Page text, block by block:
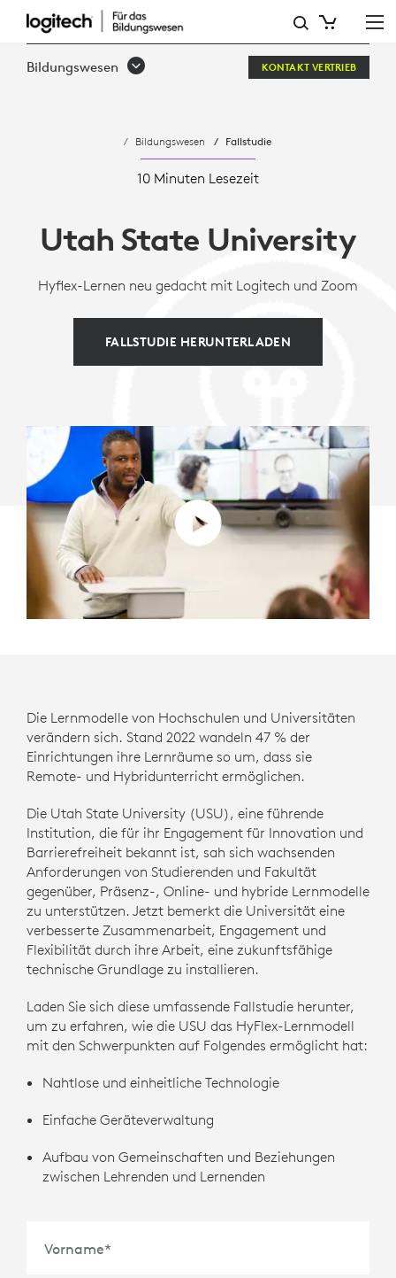
UTAH
STATE
Bildungswesen KONTAKT VERTRIEB
Bildungswesen Fallstudie
10 Minuten Lesezeit
Utah State University
Hyflex-Lernen neu gedacht mit Logitech und Zoom
FALLSTUDIE HERUNTERLADEN
Die Lernmodelle von Hochschulen und Universitäten
verändern sich. Stand 2022 wandeln 47 % der
Einrichtungen ihre Lernräume so um, dass sie
Remote- und Hybridunterricht ermöglichen.
Die Utah State University (USU), eine führende
Institution, die für ihr Engagement für Innovation und
Barrierefreiheit bekannt ist, sah sich wachsenden
Anforderungen von Studierenden und Fakultät
gegenüber, Präsenz-, Online- und hybride Lernmodelle
zu unterstützen. Jetzt bemerkt die Universität eine
verbesserte Zusammenarbeit, Engagement und
Flexibilität durch ihre Arbeit, eine zukunftsfähige
technische Grundlage zu installieren.
Laden Sie sich diese umfassende Fallstudie herunter,
um zu erfahren, wie die USU das HyFlex-Lernmodell
mit den Schwerpunkten auf Folgendes ermöglicht hat:
Nahtlose und einheitliche Technologie
Einfache Geräteverwaltung
Aufbau von Gemeinschaften und Beziehungen
zwischen Lehrenden und Lernenden
Vorname*